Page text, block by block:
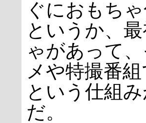
ぐにおもち
というか、
ゃがあって
メや特撮番
という仕組
だ。